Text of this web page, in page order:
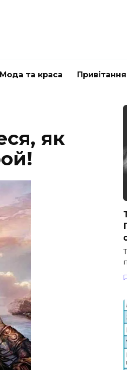
Мода та краса Привітання
як